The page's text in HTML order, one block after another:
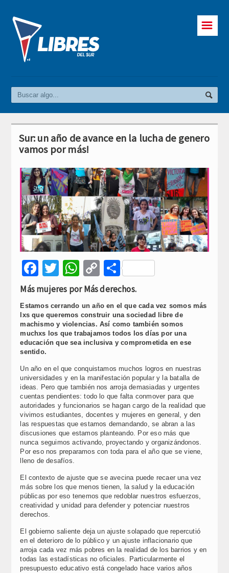
☰
Sur: un año de avance en la lucha de genero
vamos por más!
Facebook
Twitter
WhatsApp
Copy
Link
Compartir
Más mujeres por Más derechos.
Estamos cerrando un año en el que cada vez somos más
lxs que queremos construir una sociedad libre de
machismo y violencias. Así como también somos
muchxs los que trabajamos todos los días por una
educación que sea inclusiva y comprometida en ese
sentido.
Un año en el que conquistamos muchos logros en nuestras
universidades y en la manifestación popular y la batalla de
ideas. Pero que también nos arroja demasiadas y urgentes
cuentas pendientes: todo lo que falta conmover para que
autoridades y funcionarios se hagan cargo de la realidad que
vivimos estudiantes, docentes y mujeres en general, y den
las respuestas que estamos demandando, se abran a las
discusiones que estamos planteando. Por eso más que
nunca seguimos activando, proyectando y organizándonos.
Por eso nos preparamos con toda para el año que se viene,
lleno de desafíos.
El contexto de ajuste que se avecina puede recaer una vez
más sobre los que menos tienen, la salud y la educación
públicas por eso tenemos que redoblar nuestros esfuerzos,
creatividad y unidad para defender y potenciar nuestros
derechos.
El gobierno saliente deja un ajuste solapado que repercutió
en el deterioro de lo público y un ajuste inflacionario que
arroja cada vez más pobres en la realidad de los barrios y en
todas las estadísticas no oficiales. Particularmente el
presupuesto educativo está congelado hace varios años